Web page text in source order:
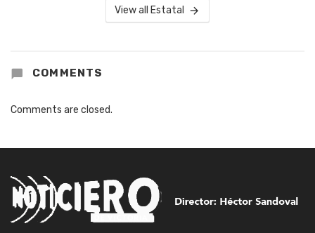
View all Estatal
COMMENTS
Comments are closed.